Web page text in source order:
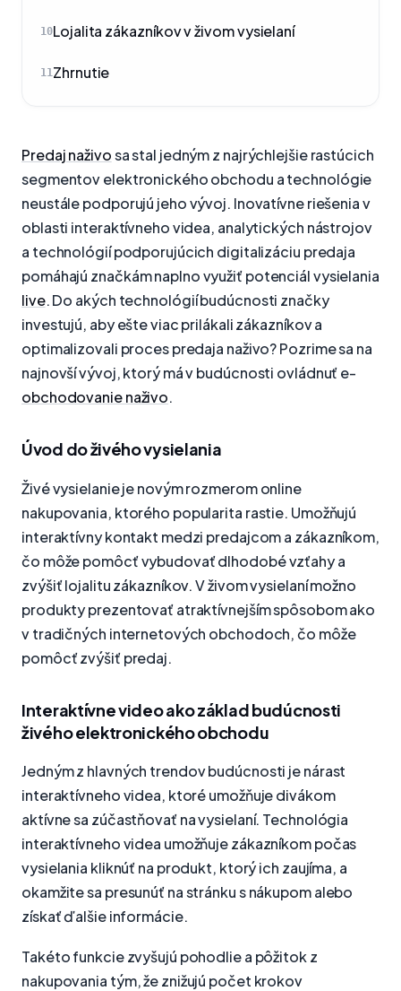
10Lojalita zákazníkov v živom vysielaní
11Zhrnutie
Predaj naživosa stal jedným z najrýchlejšie rastúcich
segmentov elektronického obchodu a technológie
neustále podporujú jeho vývoj. Inovatívne riešenia v
oblasti interaktívneho videa, analytických nástrojov
a technológií podporujúcich digitalizáciu predaja
pomáhajú značkám naplno využiť potenciál vysielania
live. Do akých technológií budúcnosti značky
investujú, aby ešte viac prilákali zákazníkov a
optimalizovali proces predaja naživo? Pozrime sa na
najnovší vývoj, ktorý má v budúcnosti ovládnuť e-
obchodovanie naživo.
Úvod do živého vysielania
Živé vysielanie je novým rozmerom online
nakupovania, ktorého popularita rastie. Umožňujú
interaktívny kontakt medzi predajcom a zákazníkom,
čo môže pomôcť vybudovať dlhodobé vzťahy a
zvýšiť lojalitu zákazníkov. V živom vysielaní možno
produkty prezentovať atraktívnejším spôsobom ako
v tradičných internetových obchodoch, čo môže
pomôcť zvýšiť predaj.
Interaktívne video ako základ budúcnosti
živého elektronického obchodu
Jedným z hlavných trendov budúcnosti je nárast
interaktívneho videa, ktoré umožňuje divákom
aktívne sa zúčastňovať na vysielaní. Technológia
interaktívneho videa umožňuje zákazníkom počas
vysielania kliknúť na produkt, ktorý ich zaujíma, a
okamžite sa presunúť na stránku s nákupom alebo
získať ďalšie informácie.
Takéto funkcie zvyšujú pohodlie a pôžitok z
nakupovania tým, že znižujú počet krokov